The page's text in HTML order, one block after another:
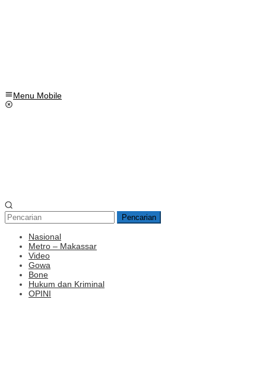
Menu Mobile
Pencarian
Nasional
Metro – Makassar
Video
Gowa
Bone
Hukum dan Kriminal
OPINI